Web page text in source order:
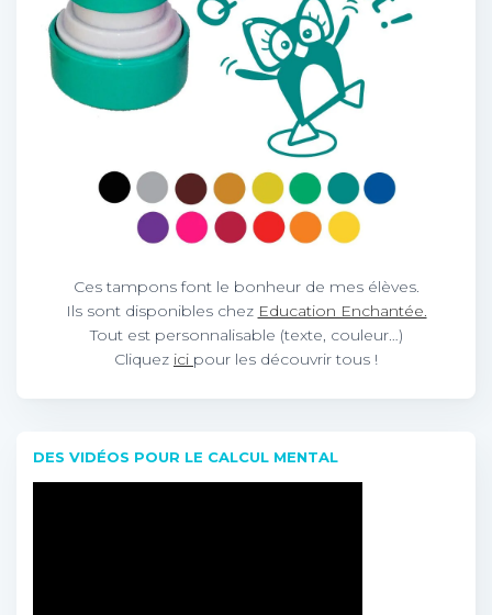
Ces tampons font le bonheur de mes élèves.
Ils sont disponibles chez Education Enchantée.
Tout est personnalisable (texte, couleur…)
Cliquez ici pour les découvrir tous !
DES VIDÉOS POUR LE CALCUL MENTAL